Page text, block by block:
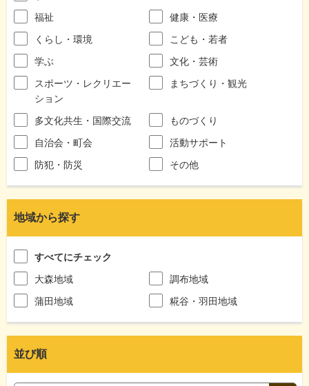
福祉
健康・医療
くらし・環境
こども・若者
学ぶ
文化・芸術
スポーツ・レクリエー
ション
まちづくり・観光
多文化共生・国際交流
ものづくり
自治会・町会
活動サポート
防犯・防災
その他
地域から探す
すべてにチェック
大森地域
調布地域
蒲田地域
糀谷・羽田地域
並び順